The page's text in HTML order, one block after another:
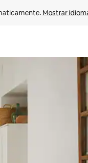
Mostrar